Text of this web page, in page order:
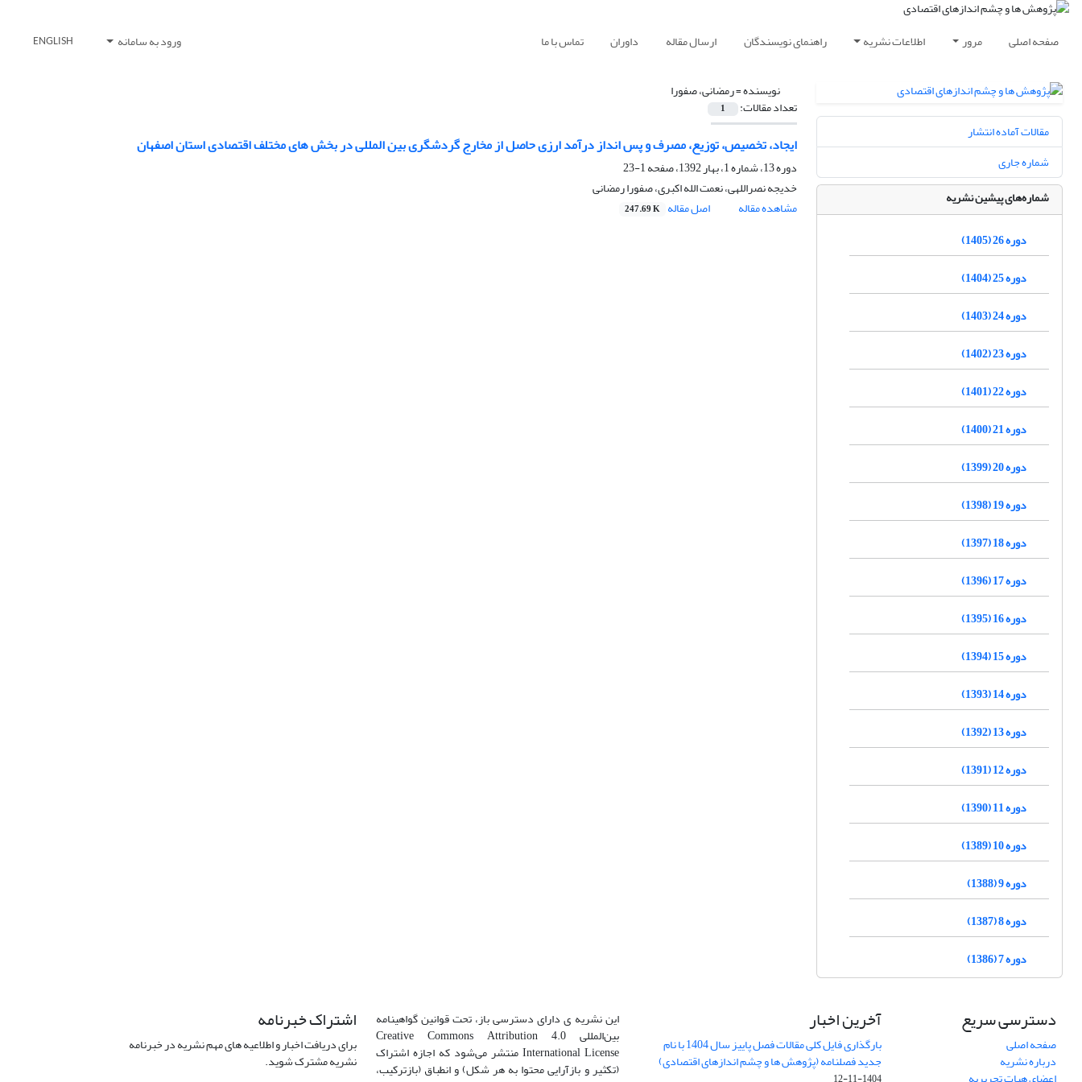
صفحه اصلی مرور اطلاعات نشریه راهنمای نویسندگان ارسال مقاله داوران تماس با ما ورود به سامانه ENGLISH
نویسنده =رمضانی، صفورا
تعداد مقالات: 1
ایجاد، تخصیص، توزیع، مصرف و پس انداز درآمد ارزی حاصل از مخارج گردشگری بین المللی در بخش های مختلف اقتصادی استان اصفهان
دوره 13، شماره 1، بهار 1392، صفحه
1-23
خدیجه نصراللهی، نعمت الله اکبری، صفورا رمضانی
مشاهده مقاله
اصل مقاله 247.69 K
مقالات آماده انتشار
شماره جاری
شماره‌های پیشین نشریه
دوره 26 (1405)
دوره 25 (1404)
دوره 24 (1403)
دوره 23 (1402)
دوره 22 (1401)
دوره 21 (1400)
دوره 20 (1399)
دوره 19 (1398)
دوره 18 (1397)
دوره 17 (1396)
دوره 16 (1395)
دوره 15 (1394)
دوره 14 (1393)
دوره 13 (1392)
دوره 12 (1391)
دوره 11 (1390)
دوره 10 (1389)
دوره 9 (1388)
دوره 8 (1387)
دوره 7 (1386)
دسترسی سریع
صفحه اصلی
درباره نشریه
آخرین اخبار
بارگذاری فایل کلی مقالات فصل پاییز سال 1404 با نام
جدید فصلنامه (پژوهش ها و چشم اندازهای اقتصادی)
این نشریه ی دارای دسترسی باز، تحت قوانین گواهینامه
بین‌المللی Creative Commons Attribution 4.0
International License منتشر می‌شود که اجازه اشتراک
(تکثیر و بازآرایی محتوا به هر شکل) و انطباق (بازترکیب،
اشتراک خبرنامه
برای دریافت اخبار و اطلاعیه های مهم نشریه در خبرنامه
نشریه مشترک شوید.